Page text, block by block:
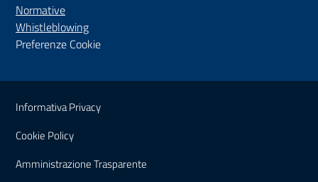
Normative
Whistleblowing(nuova scheda - new tab)
Preferenze Cookie
Sezione Link Utili
Informativa Privacy
Cookie Policy
Amministrazione Trasparente